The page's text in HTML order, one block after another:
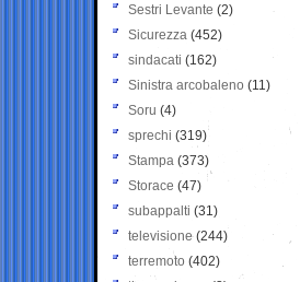
Sestri Levante (2)
Sicurezza (452)
sindacati (162)
Sinistra arcobaleno (11)
Soru (4)
sprechi (319)
Stampa (373)
Storace (47)
subappalti (31)
televisione(244)
terremoto (402)